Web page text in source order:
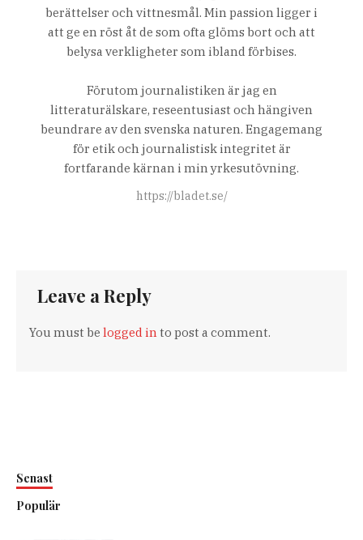
berättelser och vittnesmål. Min passion ligger i
att ge en röst åt de som ofta glöms bort och att
belysa verkligheter som ibland förbises.
Förutom journalistiken är jag en
litteraturälskare, reseentusiast och hängiven
beundrare av den svenska naturen. Engagemang
för etik och journalistisk integritet är
fortfarande kärnan i min yrkesutövning.
https://bladet.se/
Leave a Reply
You must belogged in to post a comment.
Senast
Populär